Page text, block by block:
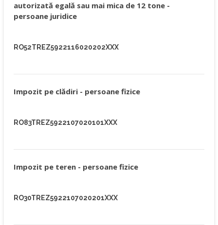
autorizată egală sau mai mica de 12 tone -
persoane juridice
RO52TREZ5922116020202XXX
Impozit pe clădiri - persoane fizice
RO83TREZ5922107020101XXX
Impozit pe teren - persoane fizice
RO30TREZ5922107020201XXX